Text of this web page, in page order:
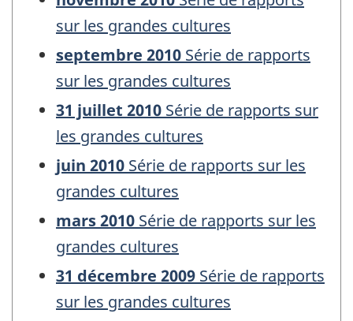
sur les grandes cultures
septembre 2010 Série de rapports
sur les grandes cultures
31 juillet 2010 Série de rapports sur
les grandes cultures
juin 2010 Série de rapports sur les
grandes cultures
mars 2010 Série de rapports sur les
grandes cultures
31 décembre 2009 Série de rapports
sur les grandes cultures